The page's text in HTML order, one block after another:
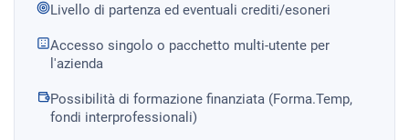
Livello di partenza ed eventuali crediti/esoneri
Accesso singolo o pacchetto multi-utente per
l'azienda
Possibilità di formazione finanziata (Forma.Temp,
fondi interprofessionali)